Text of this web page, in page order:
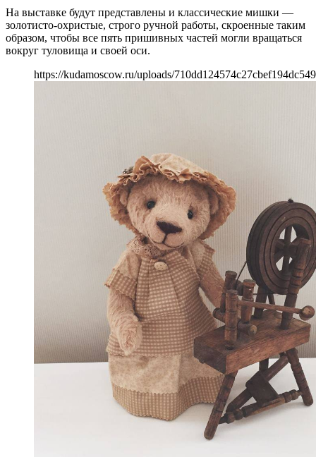
На выставке будут представлены и классические мишки —
золотисто-охристые, строго ручной работы, скроенные таким
образом, чтобы все пять пришивных частей могли вращаться
вокруг туловища и своей оси.
https://kudamoscow.ru/uploads/